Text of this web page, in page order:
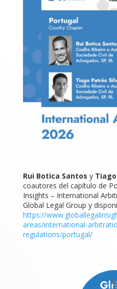
Rui Botica Santos y
coautores del capítulo de
Insights – International
Global Legal Group y
https://
areas/international-
regulations/portugal/